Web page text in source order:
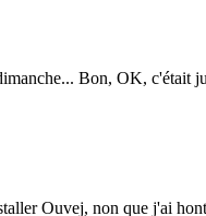
Bon, OK, c'était
Ouvej, non que j'ai